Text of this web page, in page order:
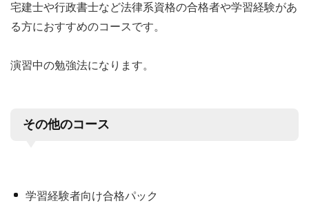
宅建士や行政書士など法律系資格の合格者や学習経験があ
る方におすすめのコースです。
演習中の勉強法になります。
その他のコース
学習経験者向け合格パック